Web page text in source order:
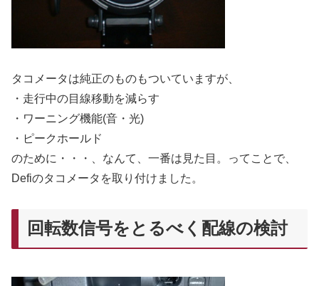
タコメータは純正のものもついていますが、
・走行中の目線移動を減らす
・ワーニング機能(音・光)
・ピークホールド
のために・・・、なんて、一番は見た目。ってことで、
Defiのタコメータを取り付けました。
回転数信号をとるべく配線の検討